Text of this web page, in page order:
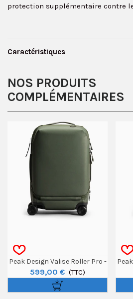
protection supplémentaire contre
Caractéristiques
NOS PRODUITS
COMPLÉMENTAIRES
Peak Design Valise Roller Pro -
Verte
599,00 € (TTC)